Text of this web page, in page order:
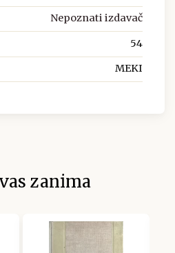
Nepoznati izdavač
54
MEKI
zanima